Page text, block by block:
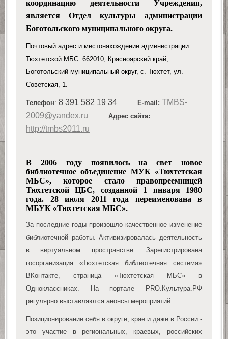
координацию деятельности Учреждения,
является Отдел культуры администрации
Боготольского муниципального округа.
Почтовый адрес и местонахождение администрации
Тюхтетской МБС: 662010, Красноярский край,
Боготольский муниципальный округ, с. Тюхтет, ул.
Советская, 1.
Телефон: 8 391 582 19 34 E-mail: TMBS-
2009@yandex.ru
Адрес сайта:
http://tmbs2011.ru
В 2006 году появилось на свет новое
библиотечное объединение МУК «Тюхтетская
МБС», которое стало право­преемницей
Тюхтетской ЦБС, созданной 1 января 1980
года. 28 июля 2011 года переименована в
МБУК «Тюхтетская МБС».
За последние годы произошло качественное изменение
библиотечной работы. Активизировалась деятельность
в виртуальном пространстве. Зарегистрирована
госорганизация «Тюхтетская библиотечная система»
ВКонтакте, страница «Тюхтетская МБС» в
Одноклассниках. На портале PRO.Культура.РФ
регулярно выставляются анонсы мероприятий.
Позиционирование себя в округе, крае и даже в России -
это участие в региональных, краевых, российских